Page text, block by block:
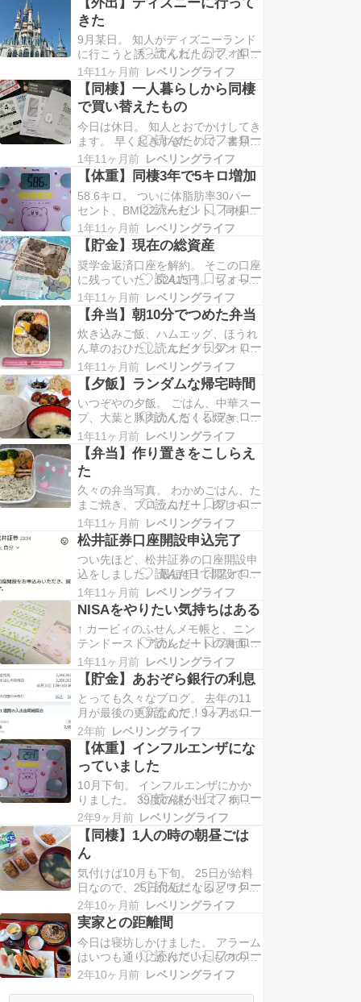
大学芋、カットキャベツ、ミニトマ
ト。 最近少し自炊欲があるので、う
ちにある調味料の賞味期限を全て調
べてみました。いくつか賞味期限が
切れていたり、もう…
きた
9月某日。 知人がディズニーランド
に行こうと誘ってくれたので、首都
高駆け抜けて行ってきました。 開園
に間に合うように早目に出発したも
のの、首都高が渋滞していたため、
9時半頃にランドに到着。朝4時起き
で眠かったですが、夢の国に着くと
ワクワクします。閉園までガッツリ
楽しみました。 …
1年11ヶ月前 レベリングライフ
【同棲】一人暮らしから同棲
で買い替えたもの
今日は休日。 知人とおでかけしてき
ます。 早く起きすぎたので、書類の
整理をしていました。 一人暮らしの
時に買った家具家電のマニュアルや
保証書を整理・処分。 一人暮らしか
ら同棲するにあたり買い替えたもの
は、冷蔵庫、電気ケトル、カーテ
ン、ゴミ箱です。 冷蔵庫は、127リ
ットルから3…
1年11ヶ月前 レベリングライフ
【体重】同棲3年で5キロ増加
58.6キロ。 ついに体脂肪率30パー
セント、BMI22パーセント。同棲3
年目にして、モリモリ増加していま
す。 彼氏も58キロ→65キロに増
量。まあ彼氏は172センチあるの
で、まだまだ標準だと思います
が…。 2人とも、お腹のプニプニが
えぐい。ひええ。 30代になって代
謝が落ちて…
1年11ヶ月前 レベリングライフ
【貯金】現在の総資産
奨学金返済口座を解約。 そこの口座
に残っていた、52415円。 ちょっと
した臨時収入にワクワクします。さ
て何に使おう。 なんて考えているう
ちに、ふと、現時点で自分がいくら
の資産を持っているのかが気にな
り、口座残高やらへそくりやら何や
らを確認。 メインの貯金口座は、あ
おぞら銀行。…
1年11ヶ月前 レベリングライフ
【弁当】朝10分でつめた弁当
炊き込みご飯、ハムエッグ、ほうれ
ん草のおひたし、エビグラタン（冷
凍）、ミートボール（惣菜）。 最近
ギリギリまで寝ているため、身支度
の時間を切り詰めてマッハで行動し
ています。起きてから家を出るま
で、20分くらい。 起床→水を飲む
→冷凍していたご飯と、皿にハムと
たまごを乗せてレンチ…
1年11ヶ月前 レベリングライフ
【夕飯】ランダムな帰宅時間
いつぞやの夕飯。 ごはん、中華スー
プ、大葉と豚肉のくるくる焼き、ひ
じき（惣菜）、もやしのナムル、ミ
ニトマト。 彼氏がいつもの帰宅時間
に帰ってこず、何時に夕飯をこしら
えようかちょい悩んで20時くらいに
作り始めて20時半にできた品々。
その日彼氏は残業で、21時半に帰
宅。空腹だった…
1年11ヶ月前 レベリングライフ
【弁当】作り置きをこしらえ
た
久々の弁当写真。 わかめごはん、た
まご焼き、ブロッコリー、肉じゃ
が、ソースチキンカツ（冷凍食
品）。 なかなか彩り良くできた。 5
月〜夏真っ只中の時期はほとんど弁
当を作らず、コンビニで買い食いし
ていました。あとは、仕事が立て込
んでいた時期でもあるので、箸を使
わずに食べられるものが…
1年11ヶ月前 レベリングライフ
松井証券口座開設申込完了
つい先ほど、松井証券の口座開設申
込をしました。 最短4日で開設でき
るとのこと。これで年内にNISAデビ
ューをできそうです。 貯金330万の
うち、300万は生活防衛費として現
金で持っていようかな。あおぞら銀
行に預けてあるので、年2回2000円
ほどの利息がつくし。 30万を、
NIS…
1年11ヶ月前 レベリングライフ
NISAをやりたい気持ちはある
↑ カービィのふせんメモ帳と、ニン
テンドーストアのレシートの裏面が
ピクミン、両方かわいい。 さて。
貯金口座が330万の現在。NISAをや
ろうと思いつつ、口座の開設から億
劫になり、なかなか進まず。どの口
座を持つべきか。ネット証券の方が
いろいろな手数料がかからない。所
持クレカによ…
1年11ヶ月前 レベリングライフ
【貯金】あおぞら銀行の利息
とっても久々なブログ。 去年の11
月が最後の更新なので、9ヶ月ぶ
り。 仕事でバタバタしたり旅行で羽
を伸ばしたり、社会人ライフに疲れ
つつもなんなかんや楽しく生きてい
ます。 さて、8月といえば、貯金口
座にしているあおぞら銀行の利息が
振り込まれる時期です。一年で2
回、8月と2月はワク…
2年前 レベリングライフ
【体重】インフルエンザにな
っていました
10月下旬。 インフルエンザにかか
りました。 39度の熱が出て、病院
で検査したらインフルエンザと診断
されました。薬のおかげで熱は下が
ったものの、このタイミングで月の
モノが来て、メンタルがボロボロで
した。 今は心身ともに健康です。
病に悩まされるたびに、健康のあり
がたさが身にしみ…
2年9ヶ月前 レベリングライフ
【同棲】1人の時の朝昼ごは
ん
気付けば10月も下旬。 25日が給料
日なので、25日付近になるとワクワ
クします。財布の中身をホクホクに
したい。 休日1人の時の朝昼ごは
ん。 朝は平日も休日もヨーグルトの
み。休日は起床時間が昼寄りのた
め、ヨーグルトプラスアルファにな
ります。その週の弁当作り置きの残
2年10ヶ月前 レベリングライフ
実家との距離間
今日は寝坊しかけました。 アラーム
はいつも通りにかけていたものの、
スマホを握りしめて二度寝。いつも
2年10ヶ月前 レベリングライフ